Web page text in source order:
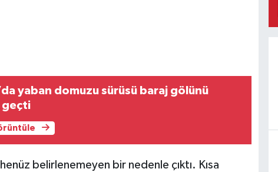
yaban domuzu sürüsü baraj gölünü
geçti
belirlenemeyen bir nedenle çıktı. Kısa